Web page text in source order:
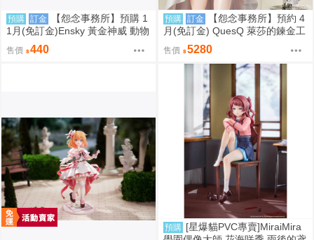
預購 訂金
【怨念事務所】預購 1
1月(免訂金)Ensky 黃金神威 動物
模樣坐姿娃吊飾 布偶 第1彈 6款
分售 三次再販 0816
售價 440
預購 訂金
【怨念事務所】預約 4
月(免訂金) QuesQ 萊莎的鍊金工
房 萊莎琳 斯托特 婚紗禮服Ver 1/
7 1025
售價 5280
預購 [星爆貓PVC專賣]MiraiMira